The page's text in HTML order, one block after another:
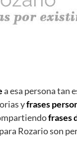
a esa persona tan
yfrases
frases
para Rozario son